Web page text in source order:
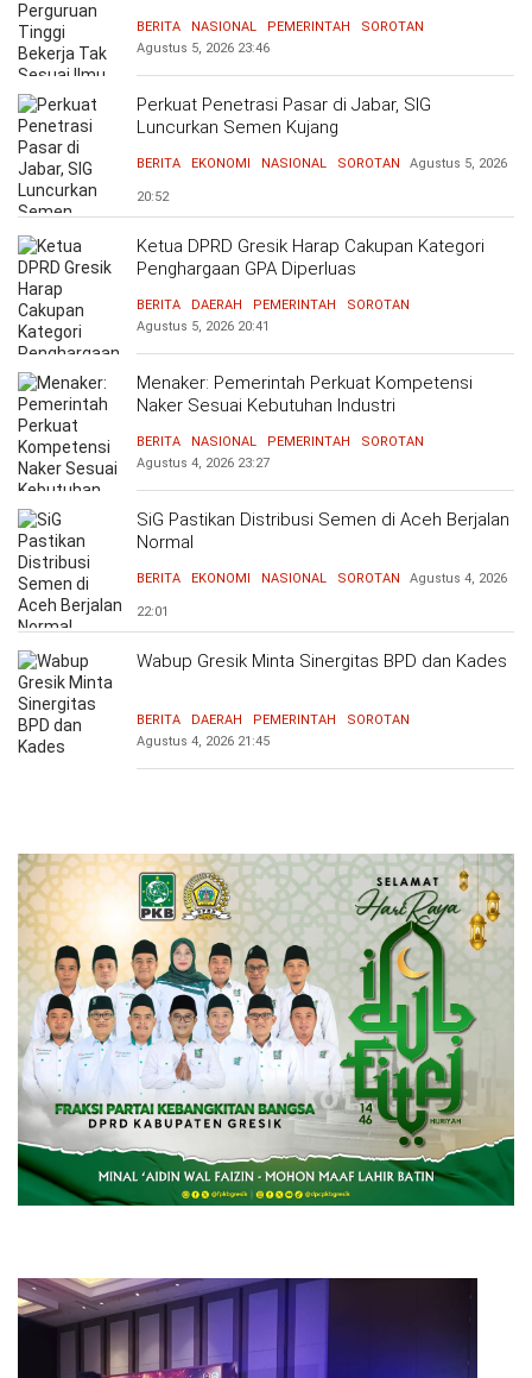
BERITA NASIONAL PEMERINTAH
SOROTAN
Agustus 5, 2026 23:46
Perkuat Penetrasi Pasar di Jabar, SIG
Luncurkan Semen Kujang
BERITA EKONOMI NASIONAL SOROTAN Agustus 5, 2026
20:52
Ketua DPRD Gresik Harap Cakupan Kategori
Penghargaan GPA Diperluas
BERITA DAERAH PEMERINTAH
SOROTAN
Agustus 5, 2026 20:41
Menaker: Pemerintah Perkuat Kompetensi
Naker Sesuai Kebutuhan Industri
BERITA NASIONAL PEMERINTAH
SOROTAN
Agustus 4, 2026 23:27
SiG Pastikan Distribusi Semen di Aceh Berjalan
Normal
BERITA EKONOMI NASIONAL SOROTAN Agustus 4, 2026
22:01
Wabup Gresik Minta Sinergitas BPD dan Kades
BERITA DAERAH PEMERINTAH
SOROTAN
Agustus 4, 2026 21:45